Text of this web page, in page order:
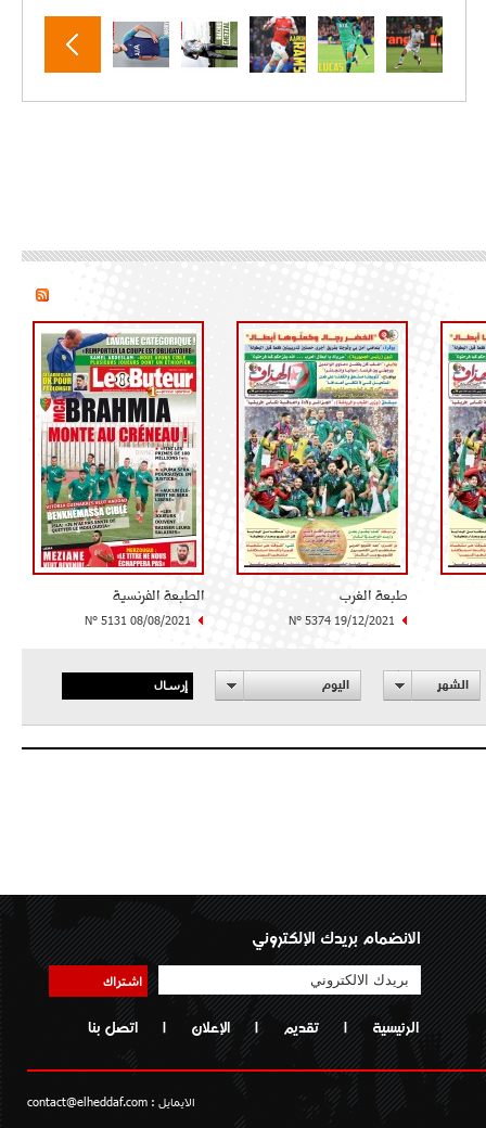
طبعة الغرب
N° 5374 19/12/2021
الطبعة الفرنسية
N° 5131 08/08/2021
الشهر اليوم إرسال
الانضمام بريدك الإلكتروني
اشتراك
الرئيسية | تقديم | الإعلان | اتصل بنا
الايمايل : contact@elheddaf.com